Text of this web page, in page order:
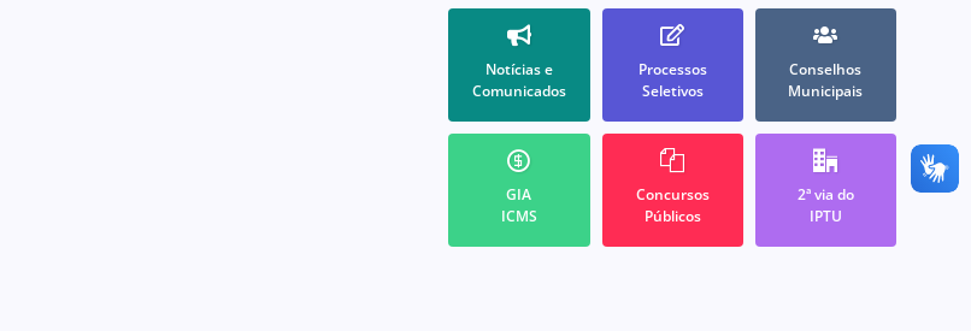
Notícias e
Comunicados
Processos
Seletivos
Conselhos
Municipais
GIA
ICMS
Concursos
Públicos
2ª via do
IPTU